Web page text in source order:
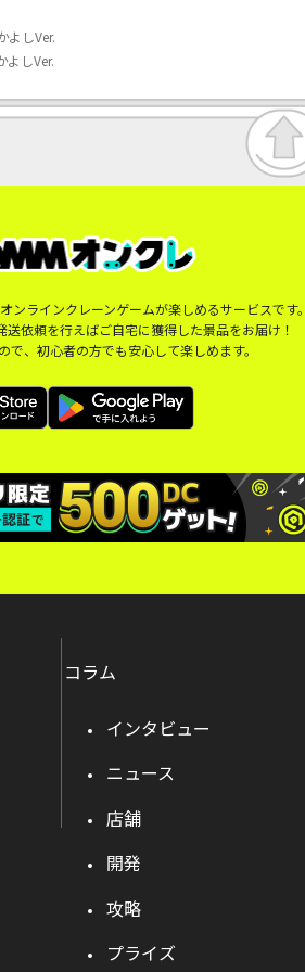
よしVer.
しVer.
ンラインクレーンゲームが楽しめるサービスです
依頼を行えばご自宅に獲得した景品をお届け！
で、初心者の方でも安心して楽しめます。
コラム
インタビュー
ニュース
店舗
開発
攻略
プライズ